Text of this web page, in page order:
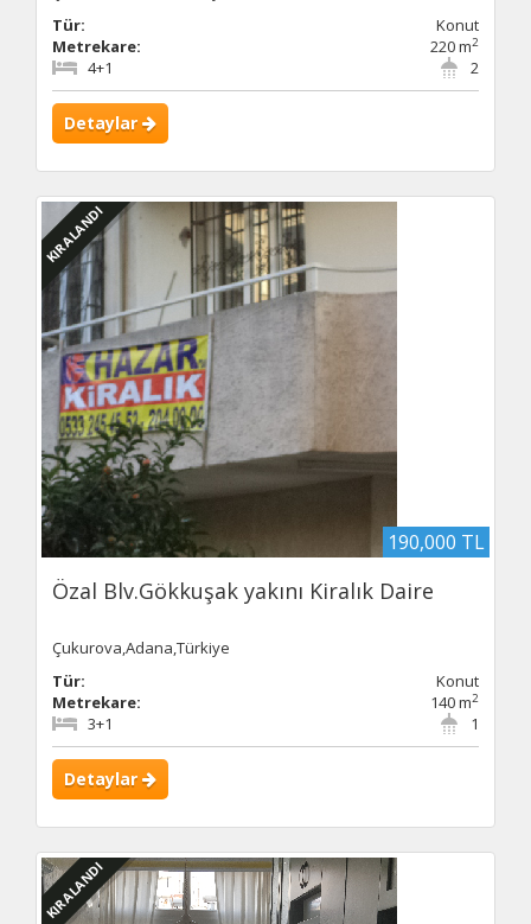
Tür:
Konut
Metrekare:
220 m2
2
4+1
Detaylar
KIRALANDI
190,000 TL
Özal Blv.Gökkuşak yakını Kiralık Daire
Çukurova,Adana,Türkiye
Tür:
Konut
Metrekare:
140 m2
1
3+1
Detaylar
KIRALANDI